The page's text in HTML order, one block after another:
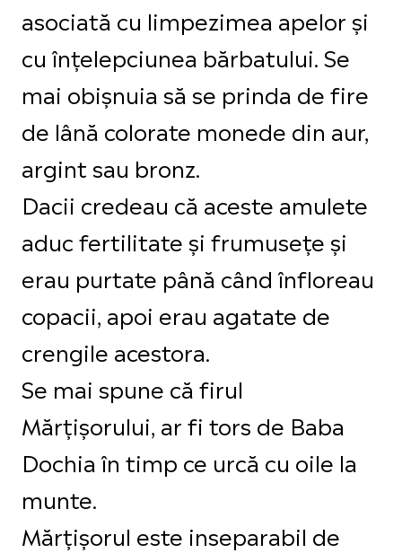
asociată cu limpezimea apelor și
cu înțelepciunea bărbatului. Se
mai obișnuia să se prinda de fire
de lână colorate monede din aur,
argint sau bronz.
Dacii credeau că aceste amulete
aduc fertilitate și frumuseţe şi
erau purtate până când înfloreau
copacii, apoi erau agatate de
crengile acestora.
Se mai spune că firul
Mărţişorului, ar fi tors de Baba
Dochia în timp ce urcă cu oile la
munte.
Mărţişorul este inseparabil de